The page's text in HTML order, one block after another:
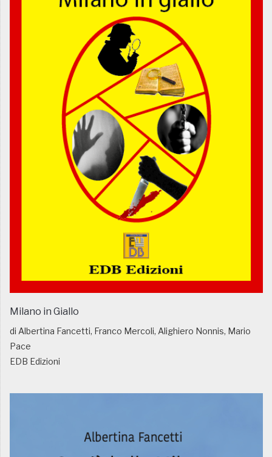
Milano in Giallo
di Albertina Fancetti, Franco Mercoli, Alighiero Nonnis, Mario
Pace
EDB Edizioni